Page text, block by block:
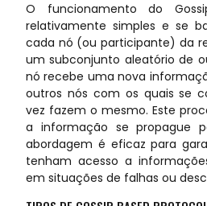
O funcionamento do
relativamente simples e se
cada nó (ou participante) da
um subconjunto aleatório de
nó recebe uma nova
outros nós com os quais se
vez fazem o mesmo. Este
a informação se propague
abordagem é eficaz para
tenham acesso a
em situações de falhas ou